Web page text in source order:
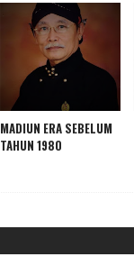
MADIUN ERA SEBELUM
TAHUN 1980